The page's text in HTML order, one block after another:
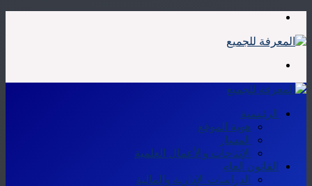
الرئيسية
هوية الموقع
المسار
الإنتاجات والأعمال العلمية
القانون العام
الدراسات الإدارية والمالية